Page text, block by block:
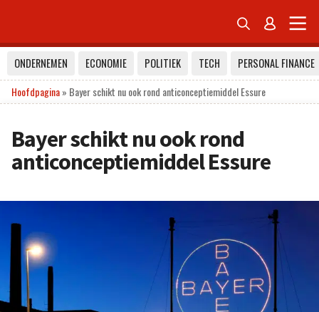
 
ONDERNEMEN ECONOMIE POLITIEK TECH
PERSONAL FINANCE
Hoofdpagina» Bayer schikt nu ook rond anticonceptiemiddel Essure
Bayer schikt nu ook rond
anticonceptiemiddel Essure